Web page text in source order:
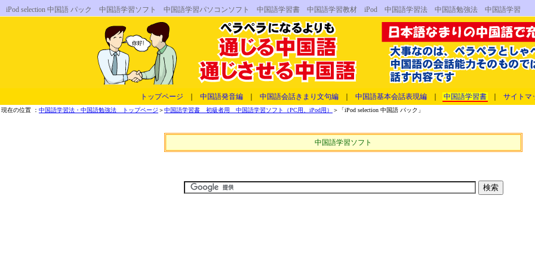
iPod selection 中国語 パック 中国語学習ソフト 中国語学習パソコンソフト 中国語学習書 中国語学習教材 iPod 中国語学習法 中国語勉強法 中国語学習
トップページ 中国語発音編 中国語会話きまり文句編 中国語基本会話表現編 中国語学習書 サイトマ
現在の位置 ： 中国語学習法・中国語勉強法 トップページ ＞中国語学習書 初級者用 中国語学習ソフト（PC用、iPod用） ＞「iPod selection 中国語 パック」
中国語学習ソフト